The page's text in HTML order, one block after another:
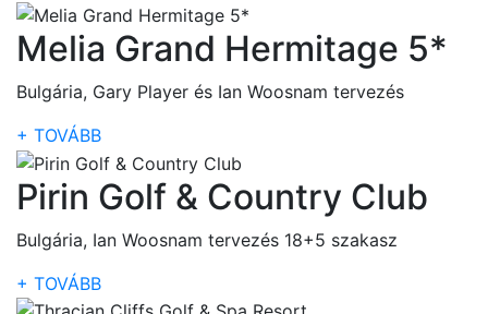
Melia Grand Hermitage 5*
Bulgária, Gary Player és Ian Woosnam tervezés
+ TOVÁBB
Pirin Golf & Country Club
Bulgária, Ian Woosnam tervezés 18+5 szakasz
+ TOVÁBB